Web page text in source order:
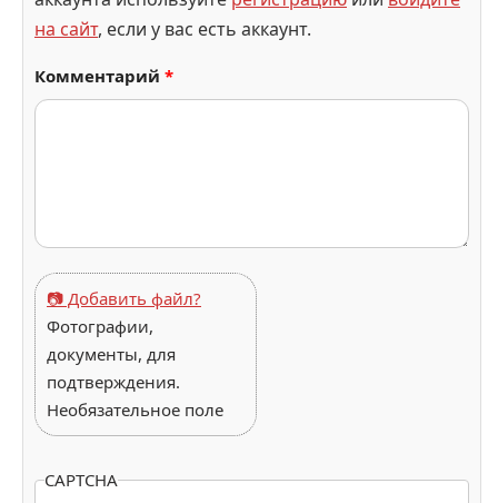
на сайт, если у вас есть аккаунт.
Комментарий *
📷 Добавить файл?
Фотографии,
документы, для
подтверждения.
Необязательное поле
CAPTCHA